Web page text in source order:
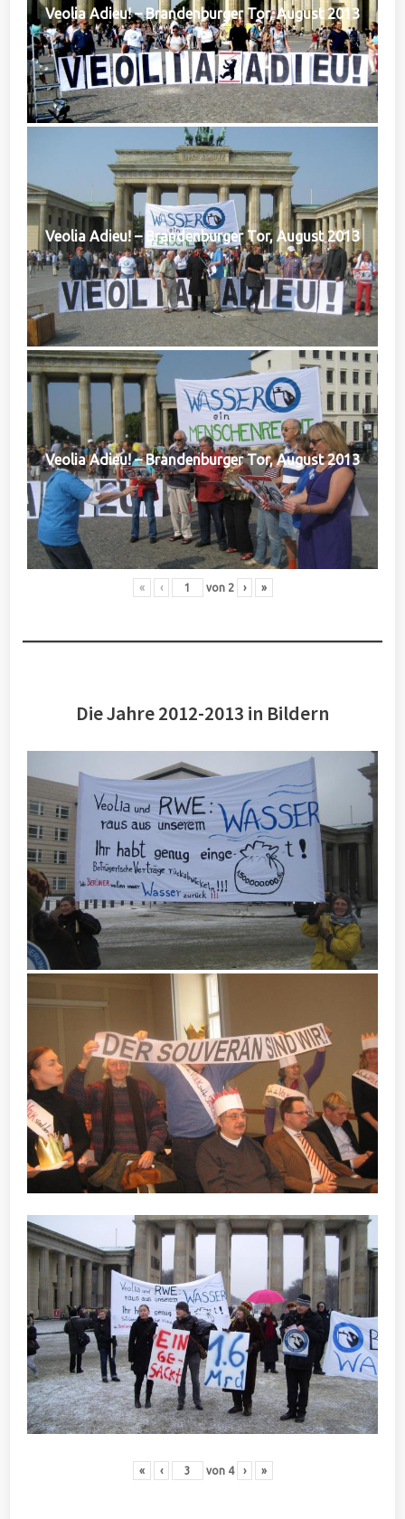
Veolia Adieu! – Brandenburger Tor, August 2013
Veolia Adieu! – Brandenburger Tor, August 2013
Veolia Adieu! – Brandenburger Tor, August 2013
« ‹ von 2 › »
Die Jahre 2012-2013 in Bildern
« ‹ von 4 › »